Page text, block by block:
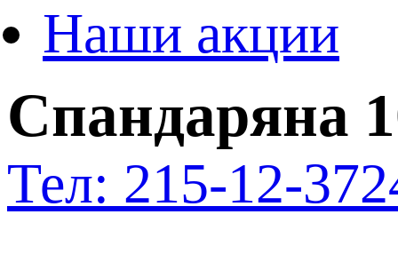
Наши акции
Спандаряна
Тел: 215-12-37